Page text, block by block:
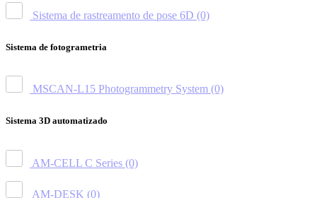
Sistema de rastreamento de pose 6D (0)
Sistema de fotogrametria
MSCAN-L15 Photogrammetry System (0)
Sistema 3D automatizado
AM-CELL C Series (0)
AM-DESK (0)